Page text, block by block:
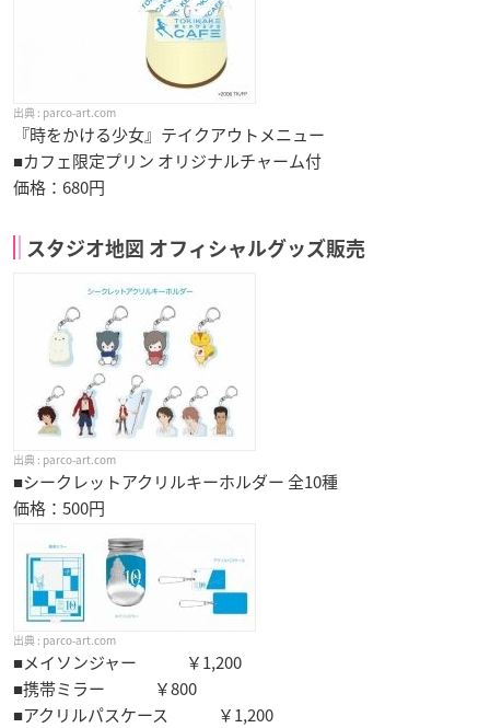
parco-art.com
『時をかける少女』テイクアウトメニュー
■カフェ限定プリン オリジナルチャーム付
価格：680円
スタジオ地図 オフィシャルグッズ販売
parco-art.com
■シークレットアクリルキーホルダー 全10種
価格：500円
parco-art.com
■メイソンジャー ￥1,200
■携帯ミラー ￥800
■アクリルパスケース ￥1,200